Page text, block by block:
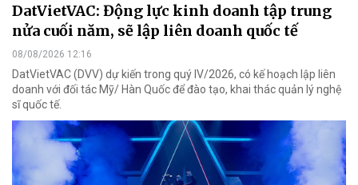
DatVietVAC: Động lực kinh doanh tập trung
nửa cuối năm, sẽ lập liên doanh quốc tế
08/08/2026 12:16
DatVietVAC (DVV) dự kiến trong quý IV/2026, có kế hoạch lập liên
doanh với đối tác Mỹ/ Hàn Quốc để đào tạo, khai thác quản lý nghệ
sĩ quốc tế.